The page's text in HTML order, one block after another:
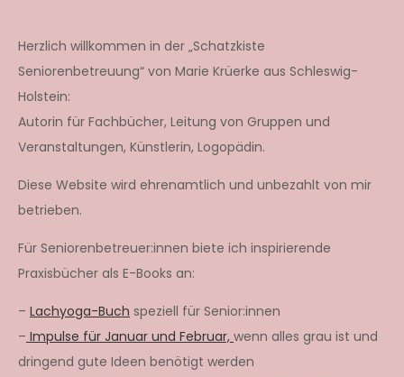
Herzlich willkommen in der „Schatzkiste
Seniorenbetreuung“ von Marie Krüerke aus Schleswig-
Holstein:
Autorin für Fachbücher, Leitung von Gruppen und
Veranstaltungen, Künstlerin, Logopädin.
Diese Website wird ehrenamtlich und unbezahlt von mir
betrieben.
Für Seniorenbetreuer:innen biete ich inspirierende
Praxisbücher als E-Books an:
– Lachyoga-Buch speziell für Senior:innen
– Impulse für Januar und Februar, wenn alles grau ist und
dringend gute Ideen benötigt werden